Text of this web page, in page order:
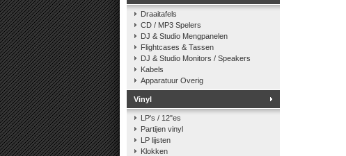
Draaitafels
CD / MP3 Spelers
DJ & Studio Mengpanelen
Flightcases & Tassen
DJ & Studio Monitors / Speakers
Kabels
Apparatuur Overig
Vinyl
LP's / 12"es
Partijen vinyl
LP lijsten
Klokken